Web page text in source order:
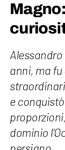
anni, ma
e
dominio